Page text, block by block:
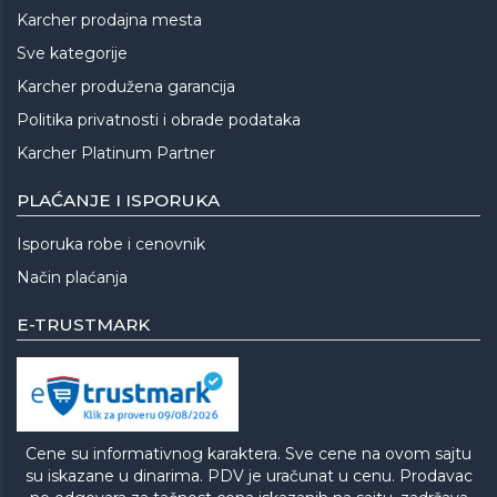
Karcher prodajna mesta
Sve kategorije
Karcher produžena garancija
Politika privatnosti i obrade podataka
Karcher Platinum Partner
PLAĆANJE I ISPORUKA
Isporuka robe i cenovnik
Način plaćanja
E-TRUSTMARK
Cene su informativnog karaktera. Sve cene na ovom sajtu
su iskazane u dinarima. PDV je uračunat u cenu. Prodavac